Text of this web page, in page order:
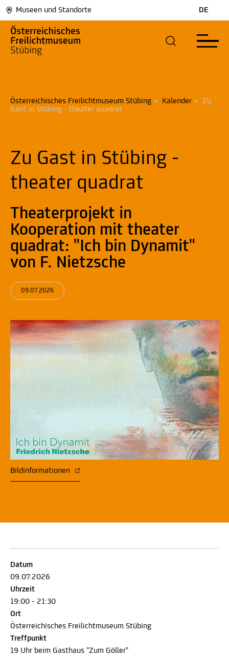
Museen und Standorte DE
Österreichisches Freilichtmuseum Stübing > Kalender > Zu
Gast in Stübing - theater quadrat
Zu Gast in Stübing -
theater quadrat
Theaterprojekt in
Kooperation mit theater
quadrat: "Ich bin Dynamit"
von F. Nietzsche
09.07.2026
Bildinformationen
Datum
09.07.2026
Uhrzeit
19:00 - 21:30
Ort
Österreichisches Freilichtmuseum Stübing
Treffpunkt
19 Uhr beim Gasthaus "Zum Göller"